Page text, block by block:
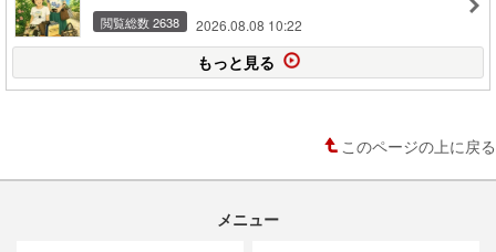
閲覧総数 2638 2026.08.08 10:22
もっと見る
このページの上に戻る
メニュー